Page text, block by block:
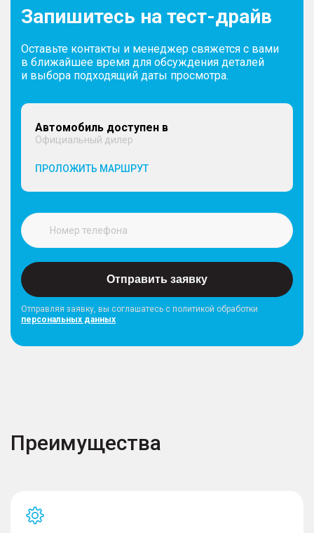
Запишитесь на тест-драйв
Оставьте контакты и менеджер свяжется с вами
в ближайшее время для обсуждения деталей
и выбора подходящий даты просмотра.
Автомобиль доступен в
Официальный дилер
ПРОЛОЖИТЬ МАРШРУТ
Отправить заявку
Отправляя заявку, вы соглашатесь с политикой обработки
персональных данных
Преимущества